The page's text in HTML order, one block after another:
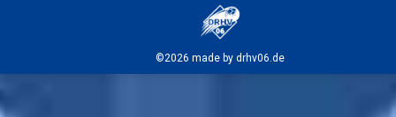
©2026 made by drhv06.de